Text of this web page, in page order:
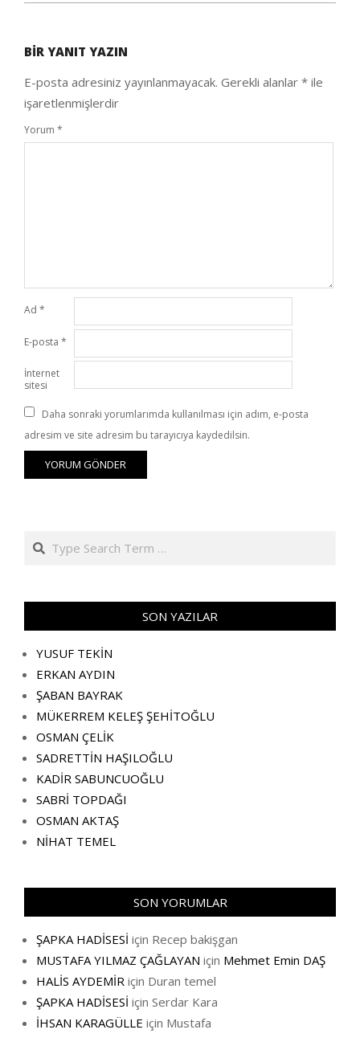
25
BIR YANIT YAZIN
E-posta adresiniz yayınlanmayacak. Gerekli alanlar * ile
işaretlenmişlerdir
Yorum *
Ad *
E-posta *
İnternet
sitesi
Daha sonraki yorumlarımda kullanılması için adım, e-posta
adresim ve site adresim bu tarayıcıya kaydedilsin.
Search
SON YAZILAR
YUSUF TEKİN
ERKAN AYDIN
ŞABAN BAYRAK
MÜKERREM KELEŞ ŞEHİTOĞLU
OSMAN ÇELİK
SADRETTİN HAŞILOĞLU
KADİR SABUNCUOĞLU
SABRİ TOPDAĞI
OSMAN AKTAŞ
NİHAT TEMEL
SON YORUMLAR
ŞAPKA HADİSESİ için Recep bakişgan
MUSTAFA YILMAZ ÇAĞLAYAN için Mehmet Emin DAŞ
HALİS AYDEMİR için Duran temel
ŞAPKA HADİSESİ için Serdar Kara
İHSAN KARAGÜLLE için Mustafa